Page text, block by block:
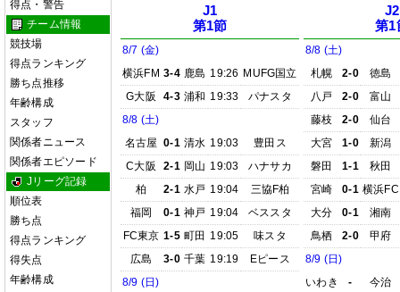
得点・警告
チーム情報
競技場
得点ランキング
勝ち点推移
年齢構成
スタッフ
関係者ニュース
関係者エピソード
Jリーグ記録
順位表
勝ち点
得点ランキング
得失点
年齢構成
J1
第1節
8/7 (金)
横浜FM 3-4 鹿島 19:26 MUFG国立
G大阪
4-3 浦和 19:33
パナスタ
8/8 (土)
名古屋 0-1 清水 19:03
豊田ス
C大阪
2-1 岡山 19:03
ハナサカ
柏
2-1 水戸 19:04
三協F柏
福岡
0-1 神戸 19:04
ベススタ
FC東京 1-5 町田 19:05
味スタ
広島
3-0 千葉 19:19
Eピース
8/9 (日)
J2
第1
8/8 (土)
札幌
2-0
徳島
八戸
2-0
富山
藤枝
2-0
仙台
大宮
1-0
新潟
磐田
1-1
秋田
宮崎
0-1 横浜FC
大分
0-1
湘南
鳥栖
2-0
甲府
8/9 (日)
いわき
-
今治